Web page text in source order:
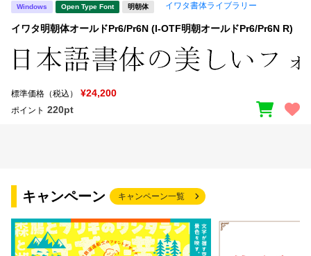
Windows Open Type Font 明朝体 イワタ書体ライブラリー
イワタ明朝体オールドPr6/Pr6N (I-OTF明朝オールドPr6/Pr6N R)
標準価格（税込） ¥24,200
ポイント 220pt
キャンペーン キャンペーン一覧